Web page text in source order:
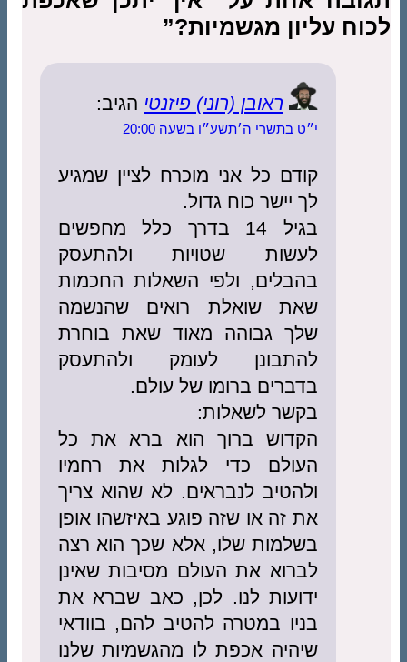
לכוח עליון מגשמיות?”
ראובן (רוני) פיזנטי הגיב:
י״ט בתשרי ה׳תשע״ו בשעה 20:00
קודם כל אני מוכרח לציין שמגיע
לך יישר כוח גדול.
בגיל 14 בדרך כלל מחפשים
לעשות שטויות ולהתעסק
בהבלים, ולפי השאלות החכמות
שאת שואלת רואים שהנשמה
שלך גבוהה מאוד שאת בוחרת
להתבונן לעומק ולהתעסק
בדברים ברומו של עולם.
בקשר לשאלות:
הקדוש ברוך הוא ברא את כל
העולם כדי לגלות את רחמיו
ולהטיב לנבראים. לא שהוא צריך
את זה או שזה פוגע באיזשהו אופן
בשלמות שלו, אלא שכך הוא רצה
לברוא את העולם מסיבות שאינן
ידועות לנו. לכן, כאב שברא את
בניו במטרה להטיב להם, בוודאי
שיהיה אכפת לו מהגשמיות שלנו